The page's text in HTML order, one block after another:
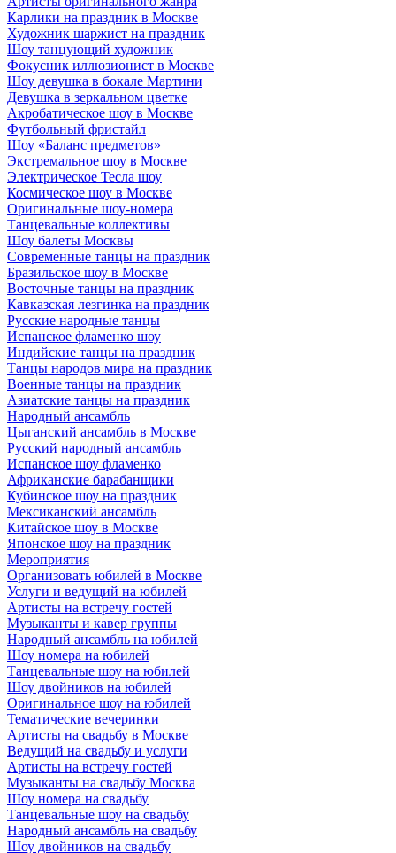
Карлики на праздник в Москве
Художник шаржист на праздник
Шоу танцующий художник
Фокусник иллюзионист в Москве
Шоу девушка в бокале Мартини
Девушка в зеркальном цветке
Акробатическое шоу в Москве
Футбольный фристайл
Шоу «Баланс предметов»
Экстремальное шоу в Москве
Электрическое Тесла шоу
Космическое шоу в Москве
Оригинальные шоу-номера
Танцевальные коллективы
Шоу балеты Москвы
Современные танцы на праздник
Бразильское шоу в Москве
Восточные танцы на праздник
Кавказская лезгинка на праздник
Русские народные танцы
Испанское фламенко шоу
Индийские танцы на праздник
Танцы народов мира на праздник
Военные танцы на праздник
Азиатские танцы на праздник
Народный ансамбль
Цыганский ансамбль в Москве
Русский народный ансамбль
Испанское шоу фламенко
Африканские барабанщики
Кубинское шоу на праздник
Мексиканский ансамбль
Китайское шоу в Москве
Японское шоу на праздник
Мероприятия
Организовать юбилей в Москве
Услуги и ведущий на юбилей
Артисты на встречу гостей
Музыканты и кавер группы
Народный ансамбль на юбилей
Шоу номера на юбилей
Танцевальные шоу на юбилей
Шоу двойников на юбилей
Оригинальное шоу на юбилей
Тематические вечеринки
Артисты на свадьбу в Москве
Ведущий на свадьбу и услуги
Артисты на встречу гостей
Музыканты на свадьбу Москва
Шоу номера на свадьбу
Танцевальные шоу на свадьбу
Народный ансамбль на свадьбу
Шоу двойников на свадьбу